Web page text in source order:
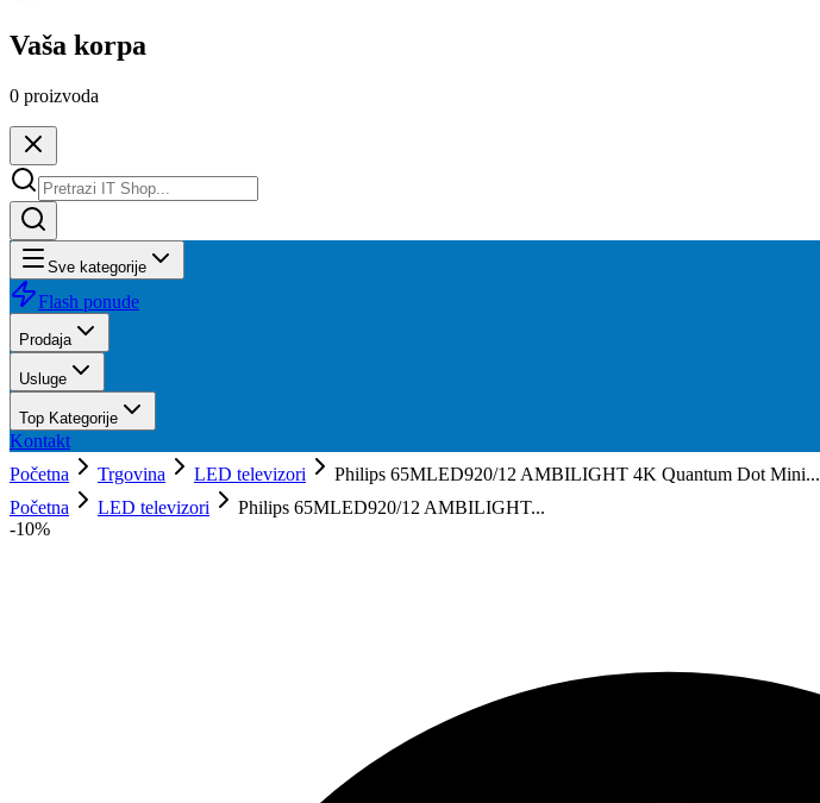
Vaša korpa
0 proizvoda
Sve kategorije
Flash ponude
Prodaja
Usluge
Top Kategorije
Kontakt
Početna
Trgovina LED televizori
Philips 65MLED920/12 AMBILIGHT 4K Quantum Dot Mini...
Početna
LED televizori
Philips 65MLED920/12 AMBILIGHT...
-10%